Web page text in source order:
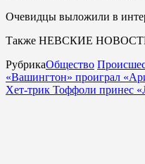
Очевидцы выложили в
Также НЕВСКИЕ НОВОСТИ
РубрикаОбщество
«Вашингтон» проиграл
Хет-трик Тоффоли принес